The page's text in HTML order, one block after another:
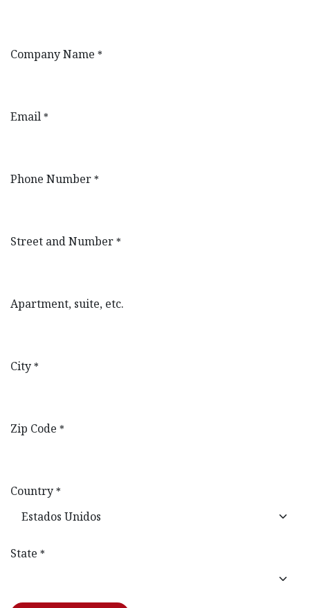
Company Name *
Email *
Phone Number *
Street and Number *
Apartment, suite, etc.
City *
Zip Code *
Country *
State *